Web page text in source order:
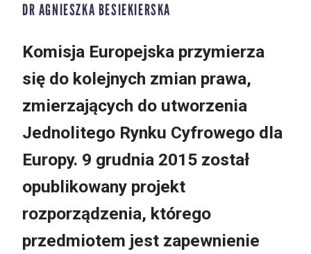
DR AGNIESZKA BESIEKIERSKA
Komisja Europejska przymierza
się do kolejnych zmian prawa,
zmierzających do utworzenia
Jednolitego Rynku Cyfrowego dla
Europy. 9 grudnia 2015 został
opublikowany projekt
rozporządzenia, którego
przedmiotem jest zapewnienie